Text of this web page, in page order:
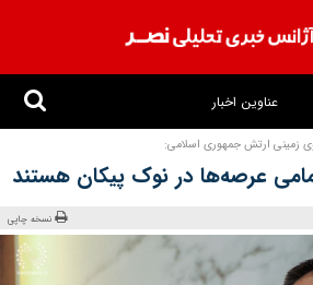
عناوین اخبار
زمینی ارتش جمهوری اسلامی:
عرصه‌ها در نوک پیکان هستند
نسخه چاپی